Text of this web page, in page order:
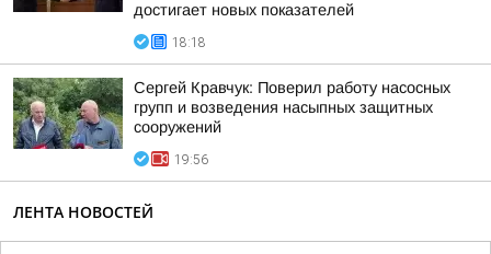
достигает новых показателей
18:18
Сергей Кравчук: Поверил работу насосных
групп и возведения насыпных защитных
сооружений
19:56
ЛЕНТА НОВОСТЕЙ